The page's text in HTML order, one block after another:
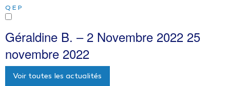
Q E P
Géraldine B. – 2 Novembre 2022 25
novembre 2022
Voir toutes les actualités